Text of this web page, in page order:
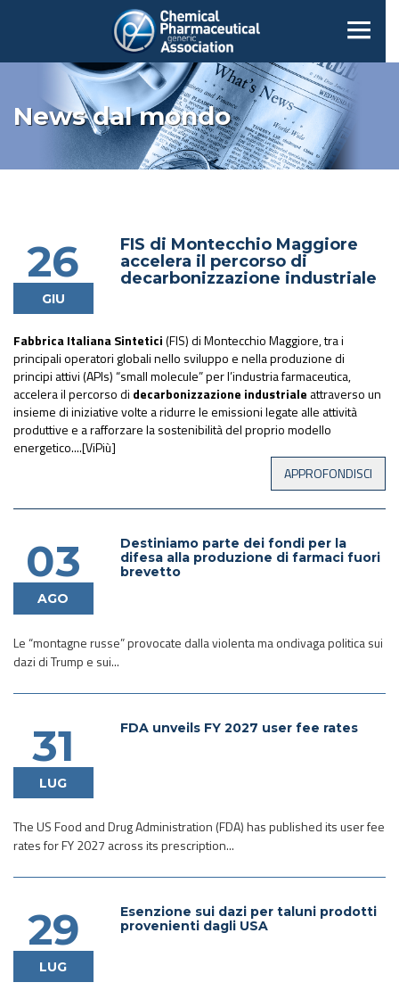
News dal mondo
26
GIU
FIS di Montecchio Maggiore
accelera il percorso di
decarbonizzazione industriale
Fabbrica Italiana Sintetici(FIS) di Montecchio Maggiore, tra i
principali operatori globali nello sviluppo e nella produzione di
principi attivi (APIs) “small molecule” per l’industria farmaceutica,
accelera il percorso di decarbonizzazione industriale attraverso un
insieme di iniziative volte a ridurre le emissioni legate alle attività
produttive e a rafforzare la sostenibilità del proprio modello
energetico....[ViPiù]
03
AGO
Destiniamo parte dei fondi per la
difesa alla produzione di farmaci fuori
brevetto
Le “montagne russe” provocate dalla violenta ma ondivaga politica sui
dazi di Trump e sui...
31
LUG
FDA unveils FY 2027 user fee rates
The US Food and Drug Administration (FDA) has published its user fee
rates for FY 2027 across its prescription...
29
LUG
Esenzione sui dazi per taluni prodotti
provenienti dagli USA